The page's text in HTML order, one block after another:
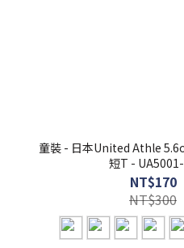
童裝 - 日本United Athle
短T -
NT$170
NT$300